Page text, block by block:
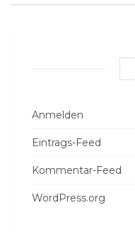
Anmelden
Eintrags-Feed
Kommentar-Feed
WordPress.org